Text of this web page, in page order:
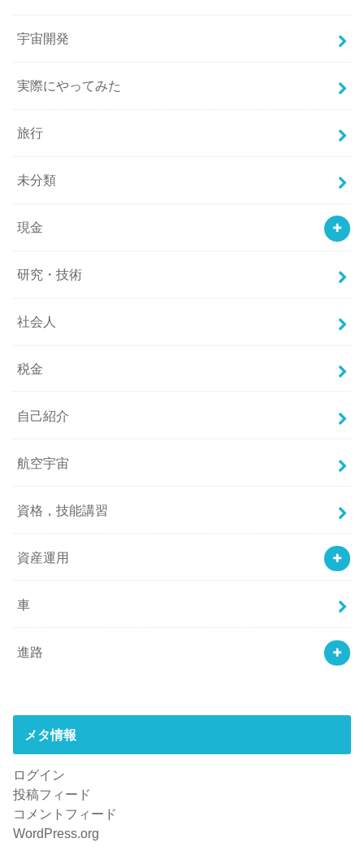
宇宙開発
実際にやってみた
旅行
未分類
現金
研究・技術
社会人
税金
自己紹介
航空宇宙
資格，技能講習
資産運用
車
進路
メタ情報
ログイン
投稿フィード
コメントフィード
WordPress.org